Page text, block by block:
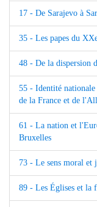
17 - De Sarajevo à
35 - Les papes du
48 - De la dispersion
55 - Identité
de la France et de
61 - La nation et
Bruxelles
73 - Le sens moral et
89 - Les Églises et la